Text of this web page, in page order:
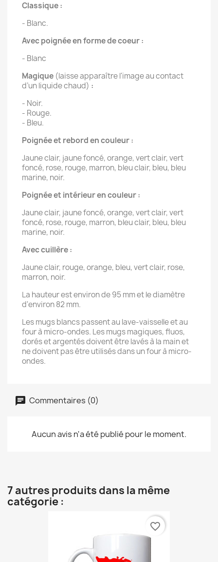
Classique :
- Blanc.
Avec poignée en forme de coeur :
- Blanc
Magique (laisse apparaître l'image au contact
d’un liquide chaud) :
- Noir.
- Rouge.
- Bleu.
Poignée et rebord en couleur :
Jaune clair, jaune foncé, orange, vert clair, vert
foncé, rose, rouge, marron, bleu clair, bleu, bleu
marine, noir.
Poignée et intérieur en couleur :
Jaune clair, jaune foncé, orange, vert clair, vert
foncé, rose, rouge, marron, bleu clair, bleu, bleu
marine, noir.
Avec cuillère :
Jaune clair, rouge, orange, bleu, vert clair, rose,
marron, noir.
La hauteur est environ de 95 mm et le diamètre
d'environ 82 mm.
Les mugs blancs passent au lave-vaisselle et au
four à micro-ondes. Les mugs magiques, fluos,
dorés et argentés doivent être lavés à la main et
ne doivent pas être utilisés dans un four à micro-
ondes.
Commentaires (0)
Aucun avis n'a été publié pour le moment.
7 autres produits dans la même
catégorie :
favorite_border